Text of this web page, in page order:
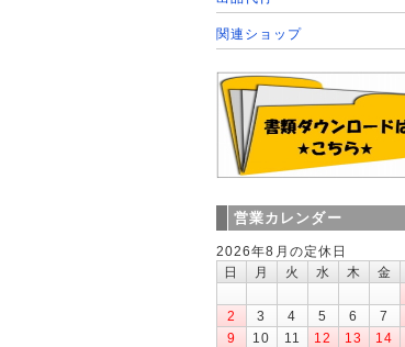
関連ショップ
営業カレンダー
2026年8月の定休日
日
月 火 水 木 金
2
3 4 5 6 7
9
10 11 12 13 14